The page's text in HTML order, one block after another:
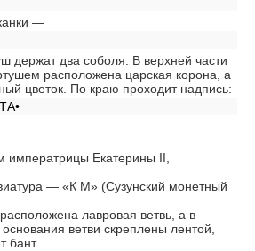
—
держат два соболя. В верхней части
расположена царская корона, а
цветок. По краю проходит надпись:
императрицы Екатерины II,
— «К М» (Сузунский монетный
лавровая ветвь, а в
ветви скреплены лентой,
бант.